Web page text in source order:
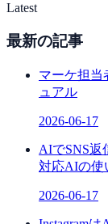
Latest
最新の記事
マーケ担当
ュアル
2026-06-17
AIでSNS返
対応AIの使
2026-06-17